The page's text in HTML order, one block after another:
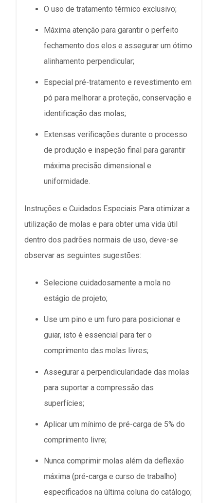
O uso de tratamento térmico exclusivo;
Máxima atenção para garantir o perfeito
fechamento dos elos e assegurar um ótimo
alinhamento perpendicular;
Especial pré-tratamento e revestimento em
pó para melhorar a proteção, conservação e
identificação das molas;
Extensas verificações durante o processo
de produção e inspeção final para garantir
máxima precisão dimensional e
uniformidade.
Instruções e Cuidados Especiais Para otimizar a
utilização de molas e para obter uma vida útil
dentro dos padrões normais de uso, deve-se
observar as seguintes sugestões:
Selecione cuidadosamente a mola no
estágio de projeto;
Use um pino e um furo para posicionar e
guiar, isto é essencial para ter o
comprimento das molas livres;
Assegurar a perpendicularidade das molas
para suportar a compressão das
superfícies;
Aplicar um mínimo de pré-carga de 5% do
comprimento livre;
Nunca comprimir molas além da deflexão
máxima (pré-carga e curso de trabalho)
especificados na última coluna do catálogo;